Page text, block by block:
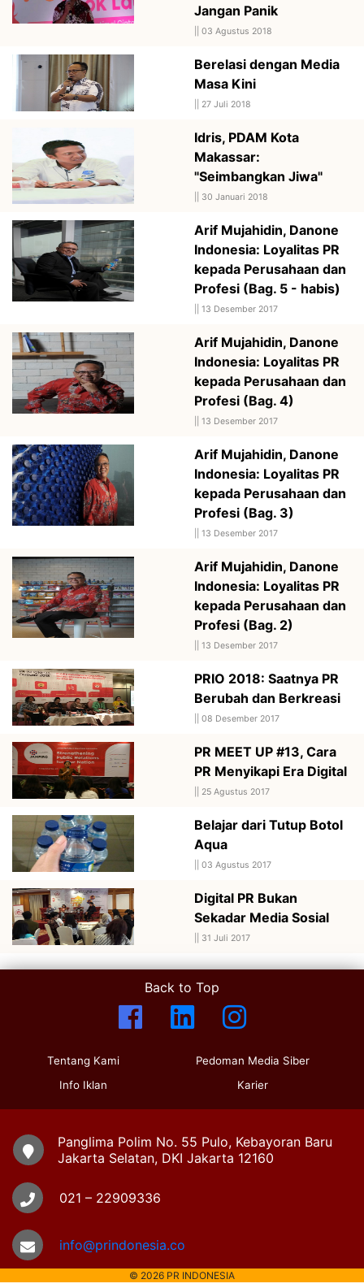
Jangan Panik
03 Agustus 2018
Berelasi dengan Media
Masa Kini
27 Juli 2018
Idris, PDAM Kota
Makassar:
"Seimbangkan Jiwa"
30 Januari 2018
Arif Mujahidin, Danone
Indonesia: Loyalitas PR
kepada Perusahaan dan
Profesi (Bag. 5 - habis)
13 Desember 2017
Arif Mujahidin, Danone
Indonesia: Loyalitas PR
kepada Perusahaan dan
Profesi (Bag. 4)
13 Desember 2017
Arif Mujahidin, Danone
Indonesia: Loyalitas PR
kepada Perusahaan dan
Profesi (Bag. 3)
13 Desember 2017
Arif Mujahidin, Danone
Indonesia: Loyalitas PR
kepada Perusahaan dan
Profesi (Bag. 2)
13 Desember 2017
PRIO 2018: Saatnya PR
Berubah dan Berkreasi
08 Desember 2017
PR MEET UP #13, Cara
PR Menyikapi Era Digital
25 Agustus 2017
Belajar dari Tutup Botol
Aqua
03 Agustus 2017
Digital PR Bukan
Sekadar Media Sosial
31 Juli 2017
Back to Top
Tentang Kami
Info Iklan
Pedoman Media Siber
Karier
Panglima Polim No. 55 Pulo, Kebayoran Baru
Jakarta Selatan, DKI Jakarta 12160
021 – 22909336
info@prindonesia.co
© 2026 PR INDONESIA